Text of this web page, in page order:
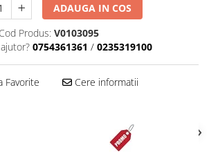
ADAUGA IN COS
Cod Produs: V0103095
0754361361 / 0235319100
Favorite Cere informatii